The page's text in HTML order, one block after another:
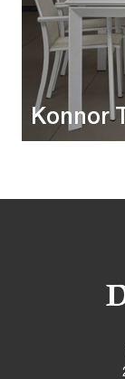
Konnor